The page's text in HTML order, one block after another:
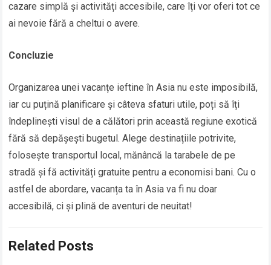
cazare simplă și activități accesibile, care îți vor oferi tot ce
ai nevoie fără a cheltui o avere.
Concluzie
Organizarea unei vacanțe ieftine în Asia nu este imposibilă,
iar cu puțină planificare și câteva sfaturi utile, poți să îți
îndeplinești visul de a călători prin această regiune exotică
fără să depășești bugetul. Alege destinațiile potrivite,
folosește transportul local, mănâncă la tarabele de pe
stradă și fă activități gratuite pentru a economisi bani. Cu o
astfel de abordare, vacanța ta în Asia va fi nu doar
accesibilă, ci și plină de aventuri de neuitat!
Related Posts